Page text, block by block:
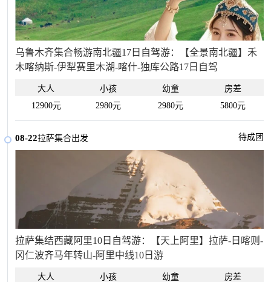
乌鲁木齐集合畅游南北疆17日自驾游：【全景南北疆】禾
木喀纳斯-伊犁赛里木湖-喀什-独库公路17日自驾
大人 小孩 幼童
房差
12900元
2980元 2980元 5800元
08-22拉萨集合出发 待成团
拉萨集结西藏阿里10日自驾游：【天上阿里】拉萨-日喀则-
冈仁波齐马年转山-阿里中线10日游
大人 小孩 幼童
房差